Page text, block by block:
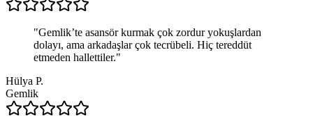
"Gemlik’te asansör kurmak çok zordur yokuşlardan
dolayı, ama arkadaşlar çok tecrübeli. Hiç tereddüt
etmeden hallettiler."
Hülya P.
Gemlik